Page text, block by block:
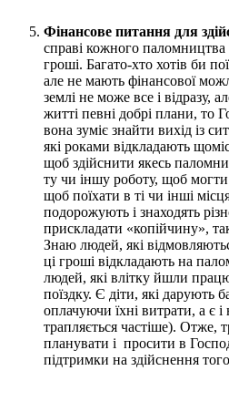
Фінансове питання для
справі кожного паломництва
гроші. Багато-хто хотів би
але не мають фінансової
землі не може все і відразу,
житті певні добрі плани, то
вона зуміє знайти вихід із
які роками відкладають
щоб здійснити якесь
ту чи іншу роботу, щоб могти
щоб поїхати в ті чи інші
подорожують і знаходять
прискладати «копійчину»,
Знаю людей, які
ці гроші відкладають на
людей, які влітку йшли
поїздку. Є діти, які дарують
оплачуючи їхні витрати, а є
трапляється частіше). Отже,
планувати і просити в
підтримки на здійснення